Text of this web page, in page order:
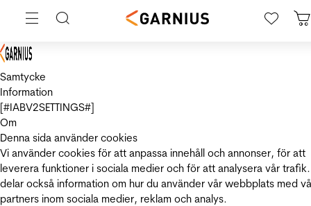
Samtycke
Information
[#IABV2SETTINGS#]
Om
Denna sida använder cookies
Vi använder cookies för att anpassa innehåll och annonser, för att
leverera funktioner i sociala medier och för att analysera vår
delar också information om hur du använder vår webbplats med
partners inom sociala medier, reklam och analys.